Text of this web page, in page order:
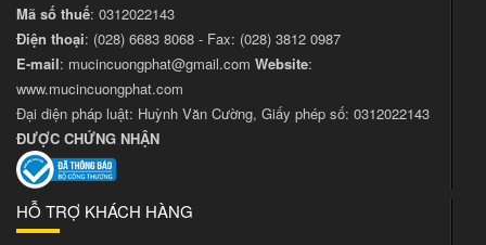
Mã số thuế: 0312022143
Điện thoại: (028) 6683 8068 - Fax: (028) 3812 0987
E-mail: mucincuongphat@gmail.com Website:
www.mucincuongphat.com
Đại diện pháp luật: Huỳnh Văn Cường, Giấy phép số: 0312022143
ĐƯỢC CHỨNG NHẬN
HỖ TRỢ KHÁCH HÀNG